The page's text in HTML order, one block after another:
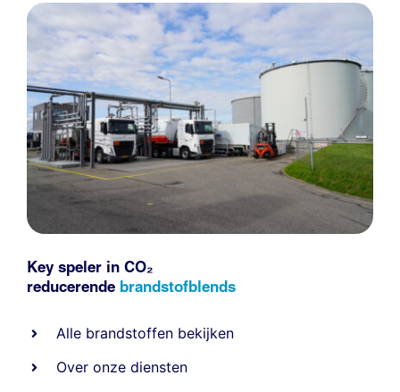
Key speler in CO₂
reducerende brandstofblends
Alle brandstoffen bekijken
Over onze diensten